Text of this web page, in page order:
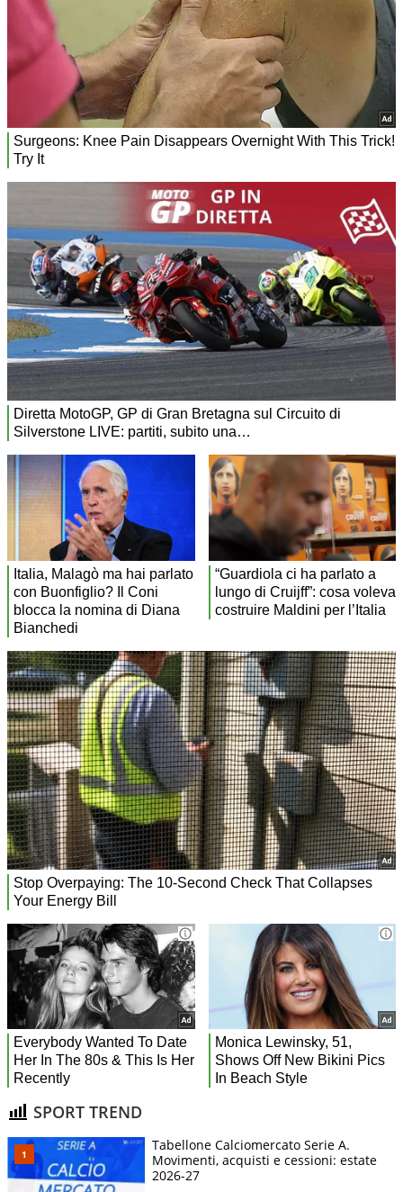
SPORT TREND
Tabellone Calciomercato Serie A.
Movimenti, acquisti e cessioni: estate
2026-27